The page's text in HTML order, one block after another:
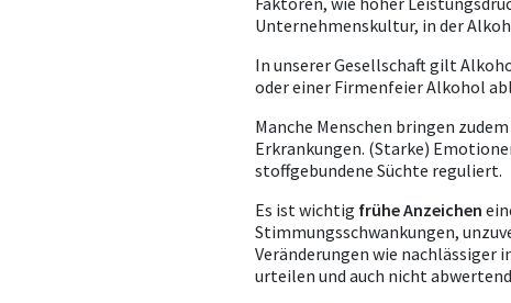
Unternehmenskultur, in der
In unserer Gesellschaft gilt
oder einer Firmenfeier Alkohol
Manche Menschen bringen
Erkrankungen. (Starke)
stoffgebundene Süchte reguliert.
Es ist wichtig frühe Anzeichen
Stimmungsschwankungen,
Veränderungen wie
urteilen und auch nicht